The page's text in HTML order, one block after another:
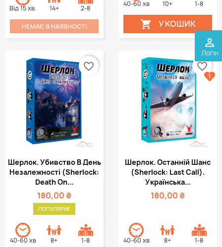
perm_identity
Логін
Від 15 хв. 14+ 2-8
НЕМАЄ В НАЯВНОСТІ
40-60 хв 10+ 1-8
 У КОШИК
Шерлок. Убивство В День
Незалежності (Sherlock:
Death On...
180,00 ₴
ПОПУЛЯРНЕ
40-60 хв 8+ 1-8
favorite_border
Шерлок. Останній Шанс
(Sherlock: Last Call).
Українська...
180,00 ₴
40-60 хв 8+ 1-8
favorite_border
1